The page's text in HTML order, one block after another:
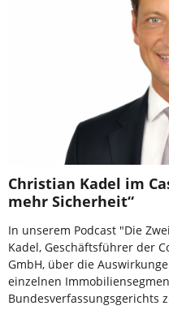
Christian Kadel im
mehr Sicherheit“
In unserem Podcast "Die
Kadel, Geschäftsführer der
GmbH, über die
einzelnen
Bundesverfassungsgerichts